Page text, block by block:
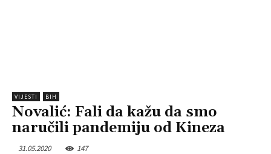
VIJESTI BIH
Novalić: Fali da kažu da smo
naručili pandemiju od Kineza
31.05.2020 147